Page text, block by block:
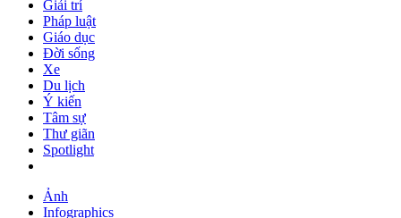
Giải trí
Pháp luật
Giáo dục
Đời sống
Xe
Du lịch
Ý kiến
Tâm sự
Thư giãn
Spotlight
Ảnh
Infographics